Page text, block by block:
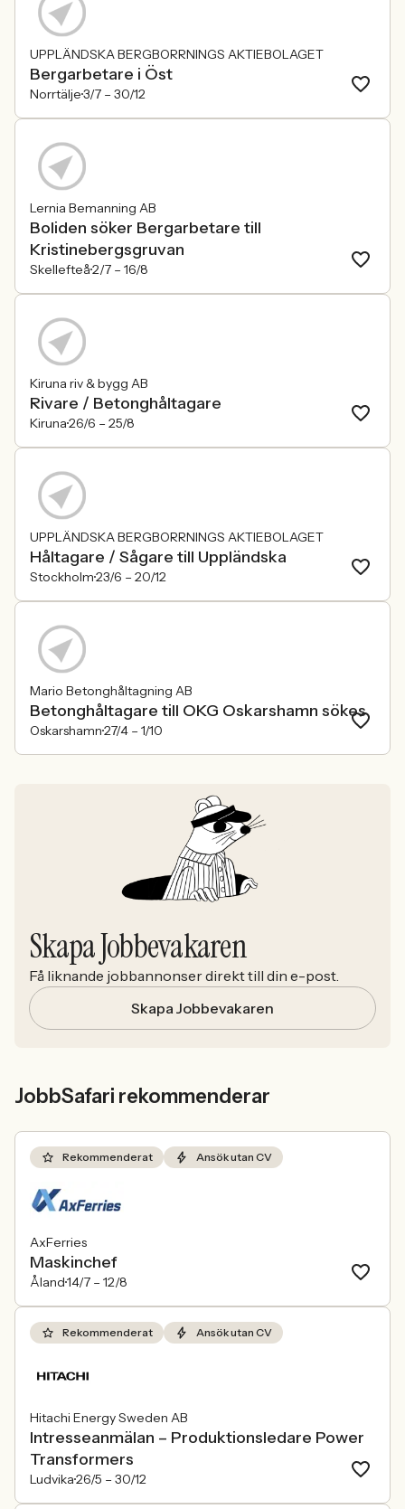
UPPLÄNDSKA BERGBORRNINGS AKTIEBOLAGET
Bergarbetare i Öst
Norrtälje3/7 – 30/12
Lernia Bemanning AB
Boliden söker Bergarbetare till
Kristinebergsgruvan
Skellefteå2/7 – 16/8
Kiruna riv & bygg AB
Rivare / Betonghåltagare
Kiruna26/6 – 25/8
UPPLÄNDSKA BERGBORRNINGS AKTIEBOLAGET
Håltagare / Sågare till Uppländska
Stockholm23/6 – 20/12
Mario Betonghåltagning AB
Betonghåltagare till OKG Oskarshamn sökes
Oskarshamn27/4 – 1/10
Skapa Jobbevakaren
Få liknande jobbannonser direkt till din e-post.
Skapa Jobbevakaren
JobbSafari rekommenderar
Rekommenderat Ansök utan CV
AxFerries
Maskinchef
Åland14/7 – 12/8
Rekommenderat Ansök utan CV
Hitachi Energy Sweden AB
Intresseanmälan – Produktionsledare Power
Transformers
Ludvika26/5 – 30/12